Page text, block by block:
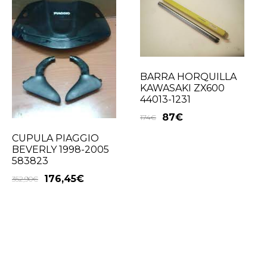
CUPULA PIAGGIO
BEVERLY 1998-2005
583823
352,90€ 176,45€
BARRA HORQUILLA
KAWASAKI ZX600
44013-1231
174€ 87€